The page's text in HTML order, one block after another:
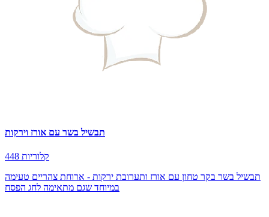
תבשיל בשר עם אורז וירקות
448 קלוריות
תבשיל בשר בקר טחון עם אורז ותערובת ירקות - ארוחת צהריים טעימה
במיוחד שגם מתאימה לחג הפסח